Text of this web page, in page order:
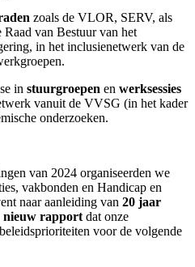
zoals de VLOR, SERV, als
van Bestuur van het
in het inclusienetwerk van de
in stuurgroepen en werksessies
vanuit de VVSG (in het kader
onderzoeken.
van 2024 organiseerden we
vakbonden en Handicap en
naar aanleiding van 20 jaar
nieuw rapport dat onze
voor de volgende